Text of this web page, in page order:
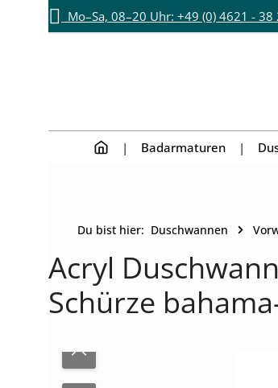
Zum Hauptinhalt springen
Zur Hauptnavigation springen
Mo–Sa, 08–20 Uhr: +49 (0) 4621 - 38
Badarmaturen
Du bist hier: Duschwannen
Acryl
Schürze